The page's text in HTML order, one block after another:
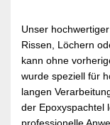
Unser
Rissen, Löchern
kann ohne
wurde speziell für
langen
der Epoxyspachtel